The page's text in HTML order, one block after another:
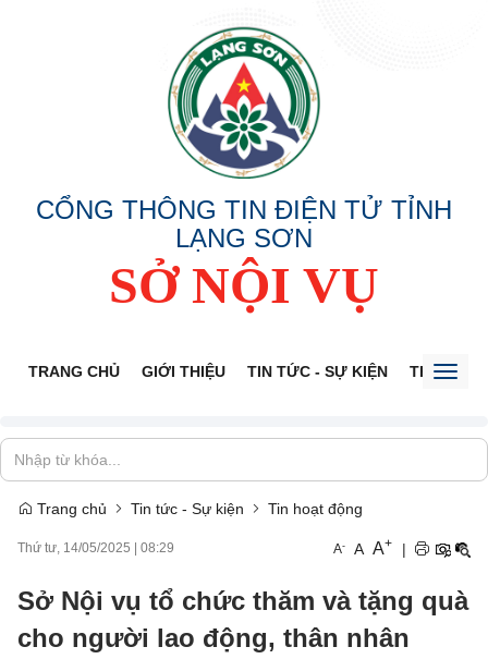
CỔNG THÔNG TIN ĐIỆN TỬ TỈNH
LẠNG SƠN
SỞ NỘI VỤ
TRANG CHỦ GIỚI THIỆU TIN TỨC - SỰ KIỆN THÔNG
Trang chủ Tin tức - Sự kiện Tin hoạt động
Thứ tư, 14/05/2025 08:29 A- A A+ |
Sở Nội vụ tổ chức thăm và tặng quà
cho người lao động, thân nhân